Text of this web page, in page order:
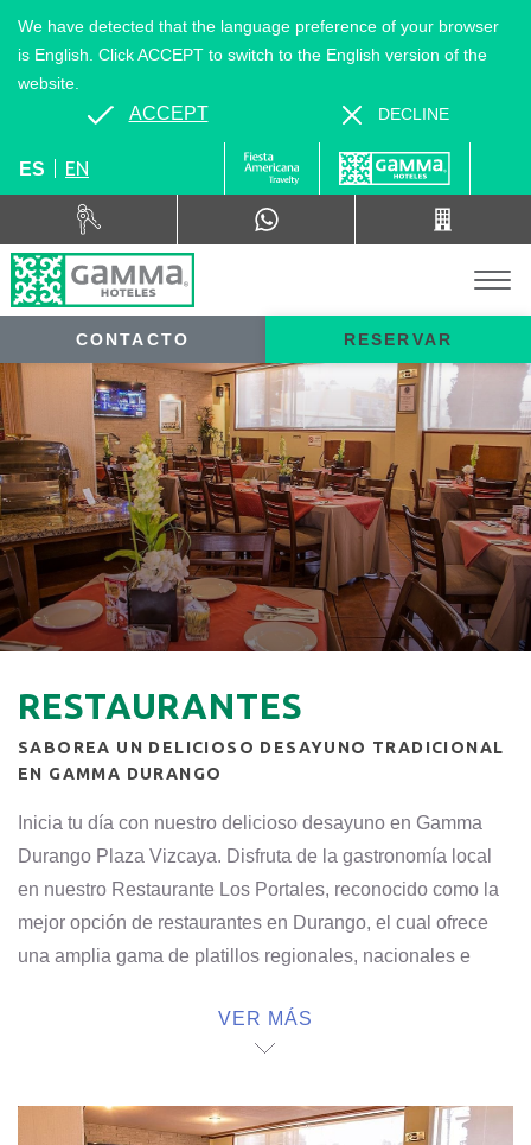
ES EN
CONTACTO RESERVAR
We have detected that the language preference of your browser
is English. Click ACCEPT to switch to the English version of the
website.
ACCEPT DECLINE
RESTAURANTES
SABOREA UN DELICIOSO DESAYUNO TRADICIONAL
EN GAMMA DURANGO
Inicia tu día con nuestro delicioso desayuno en Gamma
Durango Plaza Vizcaya. Disfruta de la gastronomía local
en nuestro Restaurante Los Portales, reconocido como la
mejor opción de restaurantes en Durango, el cual ofrece
una amplia gama de platillos regionales, nacionales e
Pasa un momento agradable, ya sea para desayunar,
platillos más típicos de la región.
VER MÁS